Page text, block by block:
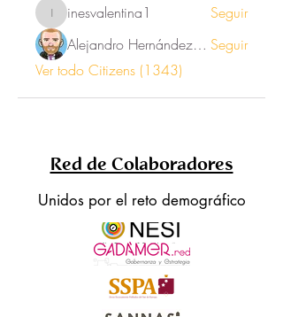
inesvalentina1
inesvalentina1
Seguir
Alejandro Hernández Renner Seguir
Ver todo Citizens (1343)
Red de Colaboradores
Unidos por el reto demográfico